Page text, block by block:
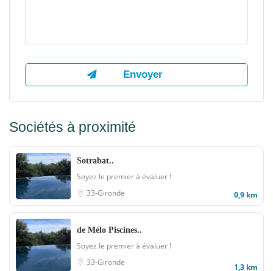
Sociétés à proximité
Sotrabat..
Soyez le premier à évaluer !
33-Gironde
0,9 km
de Mélo Piscines..
Soyez le premier à évaluer !
33-Gironde
1,3 km